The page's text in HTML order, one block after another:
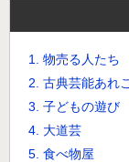
1. 物売る人たち
2. 古典芸能あれ
3. 子どもの遊び
4. 大道芸
5. 食べ物屋